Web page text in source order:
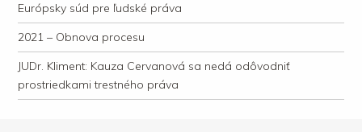
Európsky súd pre ľudské práva
2021 – Obnova procesu
JUDr. Kliment: Kauza Cervanová sa nedá odôvodniť
prostriedkami trestného práva